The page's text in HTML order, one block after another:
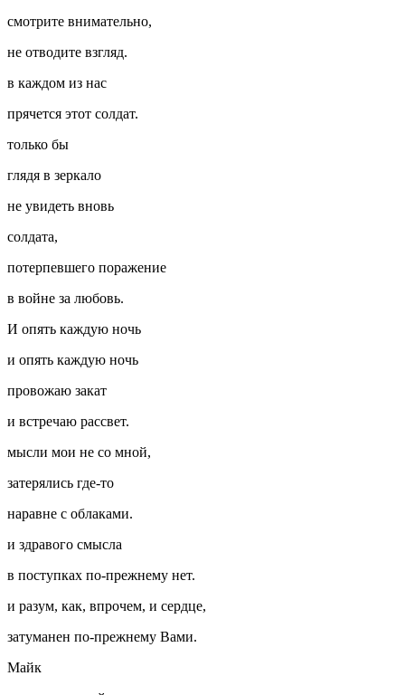
смотрите внимательно,
не отводите взгляд.
в каждом из нас
прячется этот солдат.
только бы
глядя в зеркало
не увидеть вновь
солдата,
потерпевшего поражение
в войне за любовь.
И опять каждую ночь
и опять каждую ночь
провожаю закат
и встречаю рассвет.
мысли мои не со мной,
затерялись где-то
наравне с облаками.
и здравого смысла
в поступках по-прежнему нет.
и разум, как, впрочем, и сердце,
затуманен по-прежнему Вами.
Майк